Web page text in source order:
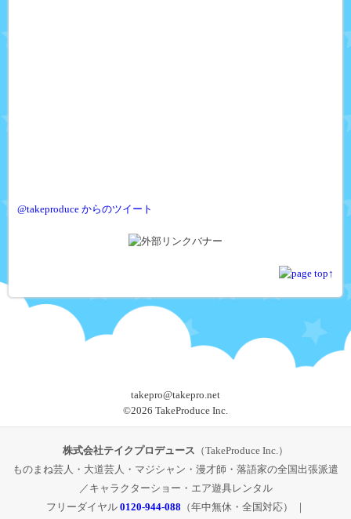
@takeproduce からのツイート
takepro@takepro.net
©2026 TakeProduce Inc.
株式会社テイクプロデュース （TakeProduce Inc.）
ものまね芸人・大道芸人・マジシャン・漫才師・落語家の全国出張派遣
／キャラクターショー・エア遊具レンタル
フリーダイヤル 0120-944-088 （年中無休・全国対応） ｜